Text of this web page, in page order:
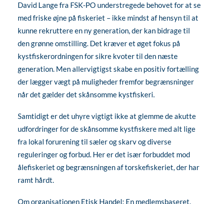
David Lange fra FSK-PO understregede behovet for at se
med friske øjne på fiskeriet – ikke mindst af hensyn til at
kunne rekruttere en ny generation, der kan bidrage til
den grønne omstilling. Det kræver et øget fokus på
kystfiskerordningen for sikre kvoter til den næste
generation. Men allervigtigst skabe en positiv fortælling
der lægger vægt på muligheder fremfor begrænsninger
når det gælder det skånsomme kystfiskeri.
Samtidigt er det uhyre vigtigt ikke at glemme de akutte
udfordringer for de skånsomme kystfiskere med alt lige
fra lokal forurening til sæler og skarv og diverse
reguleringer og forbud. Her er det især forbuddet mod
ålefiskeriet og begrænsningen af torskefiskeriet, der har
ramt hårdt.
Om organisationen Etisk Handel: En medlemsbaseret,